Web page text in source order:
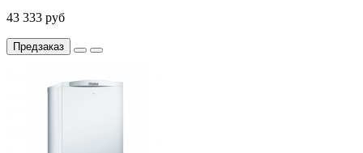
43 333 руб
Предзаказ